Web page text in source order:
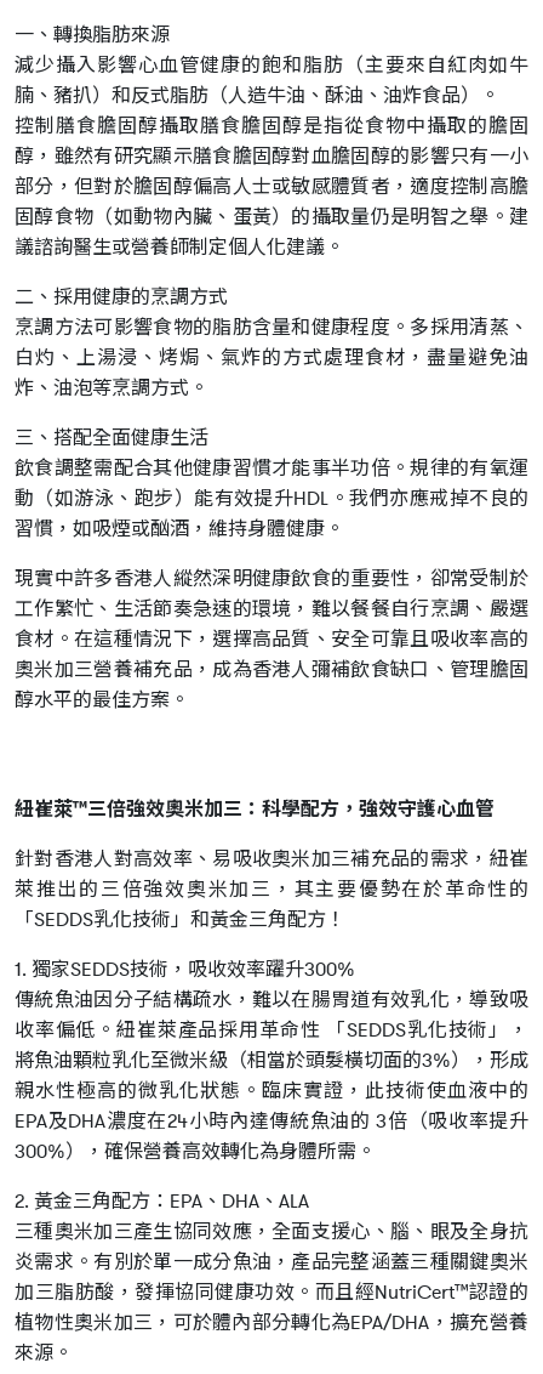
一、轉換脂肪來源
減少攝入影響心血管健康的飽和脂肪（主要來自紅肉如牛
腩、豬扒）和反式脂肪（人造牛油、酥油、油炸食品）。
控制膳食膽固醇攝取膳食膽固醇是指從食物中攝取的膽固
醇，雖然有研究顯示膳食膽固醇對血膽固醇的影響只有一小
部分，但對於膽固醇偏高人士或敏感體質者，適度控制高膽
固醇食物（如動物內臟、蛋黃）的攝取量仍是明智之舉。建
議諮詢醫生或營養師制定個人化建議。
二、採用健康的烹調方式
烹調方法可影響食物的脂肪含量和健康程度。多採用清蒸、
白灼、上湯浸、烤焗、氣炸的方式處理食材，盡量避免油
炸、油泡等烹調方式。
三、搭配全面健康生活
飲食調整需配合其他健康習慣才能事半功倍。規律的有氧運
動（如游泳、跑步）能有效提升HDL。我們亦應戒掉不良的
習慣，如吸煙或酗酒，維持身體健康。
現實中許多香港人縱然深明健康飲食的重要性，卻常受制於
工作繁忙、生活節奏急速的環境，難以餐餐自行烹調、嚴選
食材。在這種情況下，選擇高品質、安全可靠且吸收率高的
奧米加三營養補充品，成為香港人彌補飲食缺口、管理膽固
醇水平的最佳方案。
紐崔萊™三倍強效奧米加三：科學配方，強效守護心血管
針對香港人對高效率、易吸收奧米加三補充品的需求，紐崔
萊推出的三倍強效奧米加三，其主要優勢在於革命性的
「SEDDS乳化技術」和黃金三角配方！
1. 獨家SEDDS技術，吸收效率躍升300%
傳統魚油因分子結構疏水，難以在腸胃道有效乳化，導致吸
收率偏低。紐崔萊產品採用革命性 「SEDDS乳化技術」，
將魚油顆粒乳化至微米級（相當於頭髮橫切面的3%），形成
親水性極高的微乳化狀態。臨床實證，此技術使血液中的
EPA及DHA濃度在24小時內達傳統魚油的 3倍（吸收率提升
300%），確保營養高效轉化為身體所需。
2. 黃金三角配方：EPA、DHA、ALA
三種奧米加三產生協同效應，全面支援心、腦、眼及全身抗
炎需求。有別於單一成分魚油，產品完整涵蓋三種關鍵奧米
加三脂肪酸，發揮協同健康功效。而且經NutriCert™認證的
植物性奧米加三，可於體內部分轉化為EPA/DHA，擴充營養
來源。